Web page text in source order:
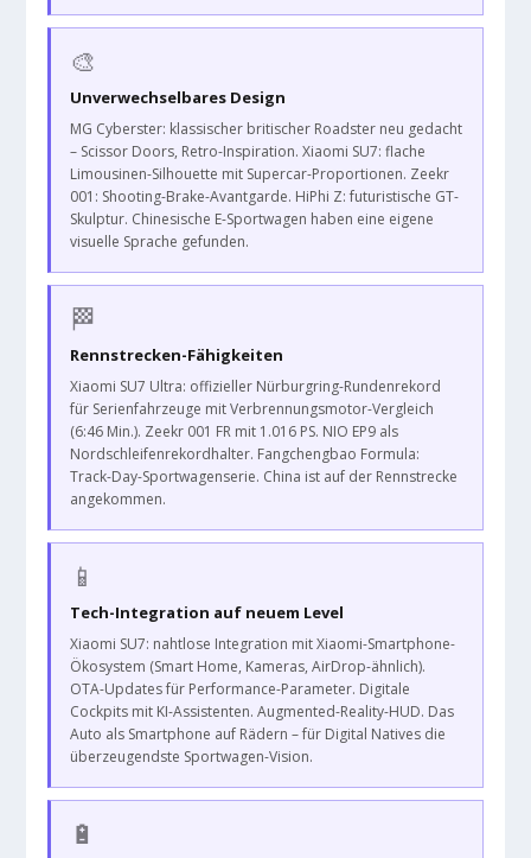
🎨
Unverwechselbares Design
MG Cyberster: klassischer britischer Roadster neu gedacht
– Scissor Doors, Retro-Inspiration. Xiaomi SU7: flache
Limousinen-Silhouette mit Supercar-Proportionen. Zeekr
001: Shooting-Brake-Avantgarde. HiPhi Z: futuristische GT-
Skulptur. Chinesische E-Sportwagen haben eine eigene
visuelle Sprache gefunden.
🏁
Rennstrecken-Fähigkeiten
Xiaomi SU7 Ultra: offizieller Nürburgring-Rundenrekord
für Serienfahrzeuge mit Verbrennungsmotor-Vergleich
(6:46 Min.). Zeekr 001 FR mit 1.016 PS. NIO EP9 als
Nordschleifenrekordhalter. Fangchengbao Formula:
Track-Day-Sportwagenserie. China ist auf der Rennstrecke
angekommen.
📱
Tech-Integration auf neuem Level
Xiaomi SU7: nahtlose Integration mit Xiaomi-Smartphone-
Ökosystem (Smart Home, Kameras, AirDrop-ähnlich).
OTA-Updates für Performance-Parameter. Digitale
Cockpits mit KI-Assistenten. Augmented-Reality-HUD. Das
Auto als Smartphone auf Rädern – für Digital Natives die
überzeugendste Sportwagen-Vision.
🔋